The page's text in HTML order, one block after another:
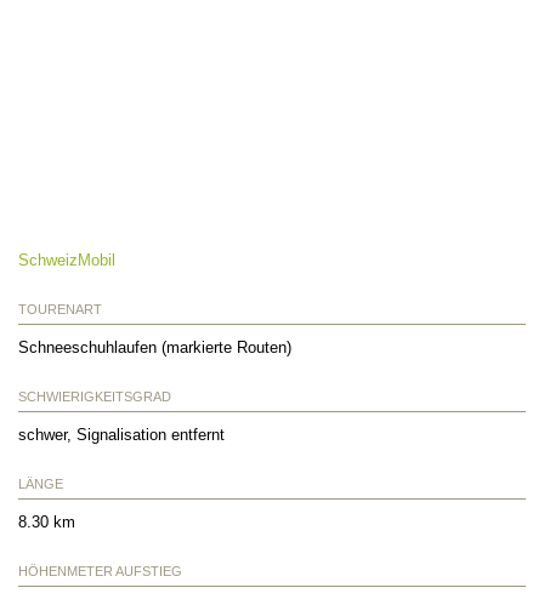
SchweizMobil
TOURENART
Schneeschuhlaufen (markierte Routen)
SCHWIERIGKEITSGRAD
schwer, Signalisation entfernt
LÄNGE
8.30 km
HÖHENMETER AUFSTIEG